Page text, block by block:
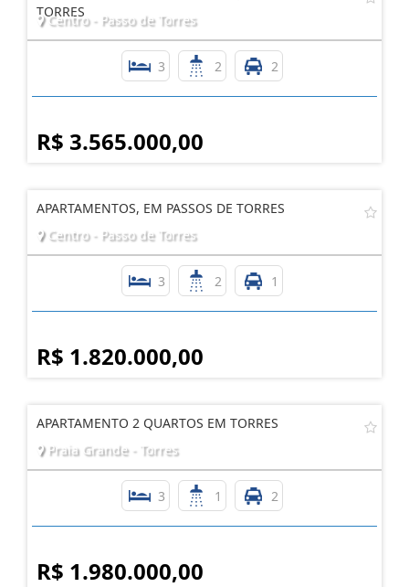
TORRES
Centro - Passo de Torres
3 2 2
R$ 3.565.000,00
APARTAMENTOS, EM PASSOS DE TORRES
Centro - Passo de Torres
3 2 1
R$ 1.820.000,00
APARTAMENTO 2 QUARTOS EM TORRES
Praia Grande - Torres
3 1 2
R$ 1.980.000,00